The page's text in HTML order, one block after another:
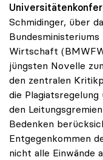
Schmidinger, über
Wirtschaft
jüngsten Novelle
den zentralen
die
den
Bedenken
Entgegenkommen
nicht alle Einwände